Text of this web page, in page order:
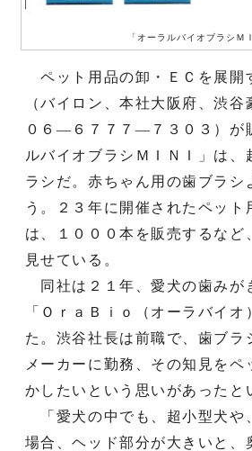
「オーラルバイオブラシＭ
ペット用品の卸・ＥＣを展開
（バイロン、本社大阪府、渋谷
０６―６７７７―７３０３）が
ルバイオブラシＭＩＮＩ」は、
ラシだ。赤ちゃん用の歯ブラシ
う。２３年に開催されたペット
は、１０００本を販売するなど
見せている。
同社は２１年、愛犬の歯みが
「ＯｒａＢｉｏ（オーラバイオ
た。渋谷社長は前職で、歯ブラ
メーカーに勤務、その知見をペ
かしたいという思いがあったと
「愛犬の中でも、超小型犬や
場合、ヘッド部分が大きいと、